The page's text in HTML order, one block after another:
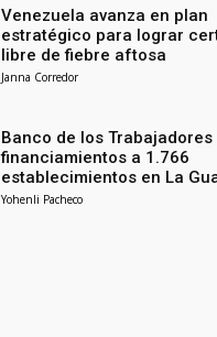
Venezuela avanza en plan
estratégico para lograr
libre de fiebre aftosa
Janna Corredor
Banco de los
financiamientos a 1.766
establecimientos en La
Yohenli Pacheco